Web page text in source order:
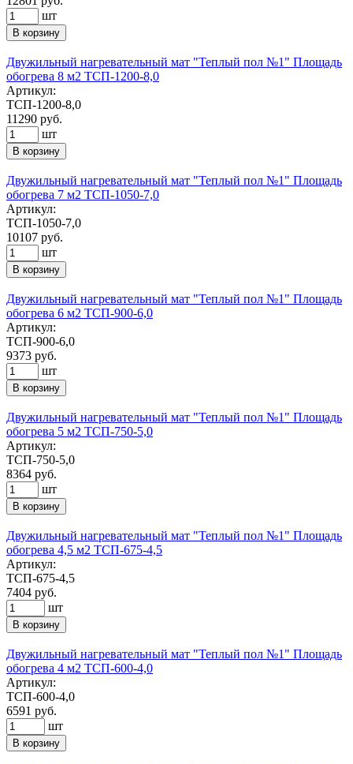
шт
В корзину
Двужильный нагревательный мат "Теплый пол №1" Площадь
обогрева 8 м2 ТСП-1200-8,0
Артикул:
ТСП-1200-8,0
11290 руб.
шт
В корзину
Двужильный нагревательный мат "Теплый пол №1" Площадь
обогрева 7 м2 ТСП-1050-7,0
Артикул:
ТСП-1050-7,0
10107 руб.
шт
В корзину
Двужильный нагревательный мат "Теплый пол №1" Площадь
обогрева 6 м2 ТСП-900-6,0
Артикул:
ТСП-900-6,0
9373 руб.
шт
В корзину
Двужильный нагревательный мат "Теплый пол №1" Площадь
обогрева 5 м2 ТСП-750-5,0
Артикул:
ТСП-750-5,0
8364 руб.
шт
В корзину
Двужильный нагревательный мат "Теплый пол №1" Площадь
обогрева 4,5 м2 ТСП-675-4,5
Артикул:
ТСП-675-4,5
7404 руб.
шт
В корзину
Двужильный нагревательный мат "Теплый пол №1" Площадь
обогрева 4 м2 ТСП-600-4,0
Артикул:
ТСП-600-4,0
6591 руб.
шт
В корзину